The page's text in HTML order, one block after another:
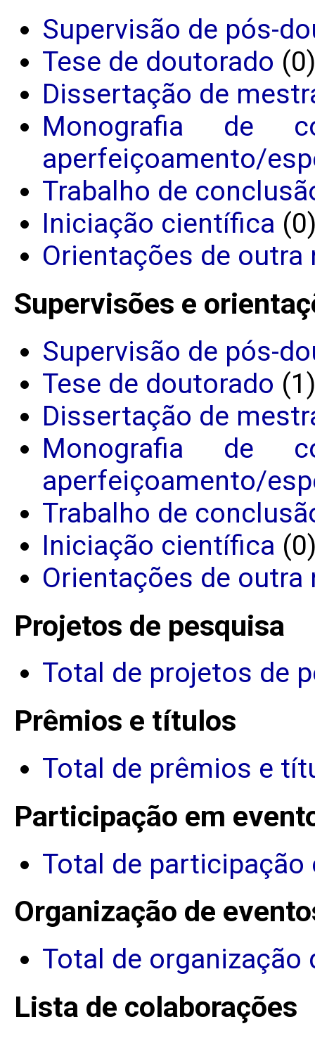
Supervisão de pós-
Tese de doutorado (0)
Dissertação de
Monografia de
aperfeiçoamento/
Trabalho de
Iniciação científica
Orientações de outra
Supervisões e
Supervisão de pós-
Tese de doutorado (1)
Dissertação de
Monografia de
aperfeiçoamento/
Trabalho de
Iniciação científica
Orientações de outra
Projetos de pesquisa
Total de projetos de
Prêmios e títulos
Total de prêmios e
Participação em
Total de participação
Organização de
Total de organização
Lista de colaborações